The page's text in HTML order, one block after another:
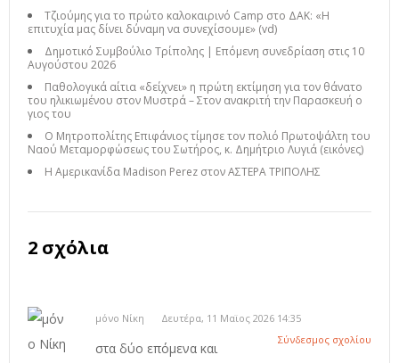
Τζιούμης για το πρώτο καλοκαιρινό Camp στο ΔΑΚ: «Η
επιτυχία μας δίνει δύναμη να συνεχίσουμε» (vd)
Δημοτικό Συμβούλιο Τρίπολης | Επόμενη συνεδρίαση στις 10
Αυγούστου 2026
Παθολογικά αίτια «δείχνει» η πρώτη εκτίμηση για τον θάνατο
του ηλικιωμένου στον Μυστρά – Στον ανακριτή την Παρασκευή ο
γιος του
Ο Μητροπολίτης Επιφάνιος τίμησε τον πολιό Πρωτοψάλτη του
Ναού Μεταμορφώσεως του Σωτήρος, κ. Δημήτριο Λυγιά (εικόνες)
Η Αμερικανίδα Madison Perez στον ΑΣΤΕΡΑ ΤΡΙΠΟΛΗΣ
2 σχόλια
μόνο Νίκη
Δευτέρα, 11 Μαϊος 2026 14:35
Σύνδεσμος σχολίου
στα δύο επόμενα και